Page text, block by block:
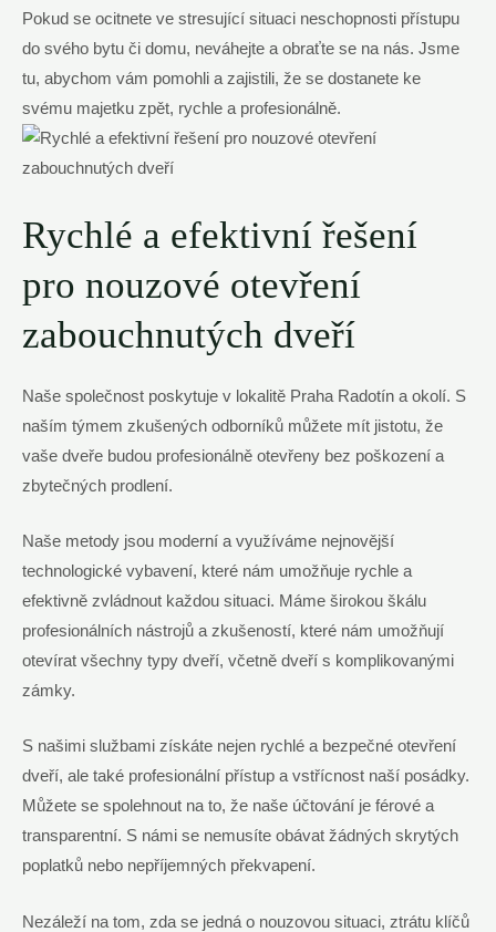
Pokud se ocitnete ve stresující situaci neschopnosti přístupu
do svého bytu či domu, neváhejte a obraťte se na nás. Jsme
tu, abychom vám pomohli a zajistili, že se dostanete ke
svému majetku zpět, rychle a profesionálně.
Rychlé a efektivní řešení
pro nouzové otevření
zabouchnutých dveří
Naše společnost poskytuje v lokalitě Praha Radotín a okolí. S
naším týmem zkušených odborníků můžete mít jistotu, že
vaše dveře budou profesionálně otevřeny bez poškození a
zbytečných prodlení.
Naše metody jsou moderní a využíváme nejnovější
technologické vybavení, které nám umožňuje rychle a
efektivně zvládnout každou situaci. Máme širokou škálu
profesionálních nástrojů a zkušeností, které nám umožňují
otevírat všechny typy dveří, včetně dveří s komplikovanými
zámky.
S našimi službami získáte nejen rychlé a bezpečné otevření
dveří, ale také profesionální přístup a vstřícnost naší posádky.
Můžete se spolehnout na to, že naše účtování je férové a
transparentní. S námi se nemusíte obávat žádných skrytých
poplatků nebo nepříjemných překvapení.
Nezáleží na tom, zda se jedná o nouzovou situaci, ztrátu klíčů